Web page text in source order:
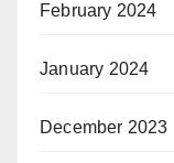
February 2024
January 2024
December 2023